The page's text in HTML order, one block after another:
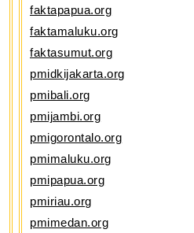
faktapapua.org
faktamaluku.org
faktasumut.org
pmidkijakarta.org
pmibali.org
pmijambi.org
pmigorontalo.org
pmimaluku.org
pmipapua.org
pmiriau.org
pmimedan.org